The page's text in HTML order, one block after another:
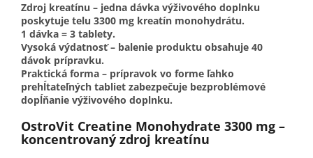
Zdroj kreatínu – jedna dávka výživového doplnku
poskytuje telu 3300 mg kreatín monohydrátu.
1 dávka = 3 tablety.
Vysoká výdatnosť – balenie produktu obsahuje 40
dávok prípravku.
Praktická forma – prípravok vo forme ľahko
prehĺtateľných tabliet zabezpečuje bezproblémové
dopĺňanie výživového doplnku.
OstroVit Creatine Monohydrate 3300 mg –
koncentrovaný zdroj kreatínu